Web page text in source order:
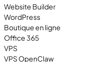
Website Builder
WordPress
Boutique en ligne
Office 365
VPS
VPS OpenClaw